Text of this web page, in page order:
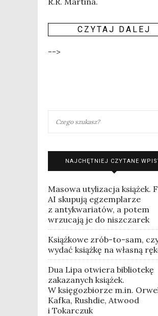
CZY­TAJ DALEJ
-->
NAJCHĘTNIEJ CZYTANE
Masowa utylizacja książek.
AI skupują egzemplarze
z antykwariatów, a potem
wrzucają je do niszczarek
Książkowe zrób-to-sam,
wydać książkę na własną
Dua Lipa otwiera bibliotekę
zakazanych książek.
W księgozbiorze m.in.
Kafka, Rushdie, Atwood
i Tokarczuk